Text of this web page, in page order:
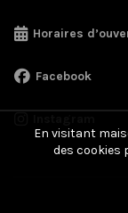
Horaires
Facebook
En visitant
des cookies